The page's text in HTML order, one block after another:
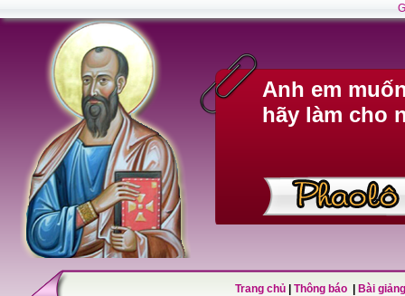
Anh em
hãy làm cho
Trang chủ Thông báo Bài